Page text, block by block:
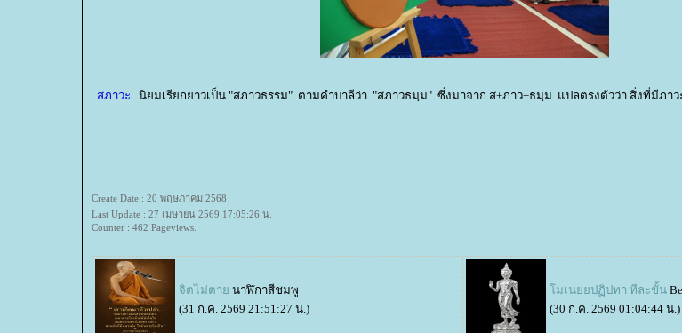
สภาวะ นิยมเรียกยาวเป็น "สภาวธรรม" ตามคำบาลีว่า "สภาวธมฺม" ซึ่งมาจาก ส+ภาว+ธมฺม แปลตรงตัวว่า สิ่งที่มีภาว
Create Date : 20 พฤษภาคม 2568
Last Update : 27 เมษายน 2569 17:05:26 น.
Counter : 462 Pageviews.
จิตไม่ตา นาฬิกาสีชมพู
(31 ก.ค. 2569 21:51:27 น.)
มเนยยปฏิปทา ทีละขั้น
(30 ก.ค. 2569 01:04:44 น.)